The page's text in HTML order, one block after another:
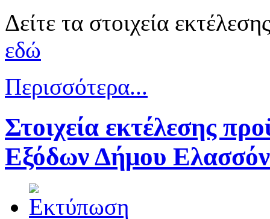
Δείτε τα στοιχεία
εδώ
Περισσότερα...
Στοιχεία εκτέλεσης
Εξόδων Δήμου